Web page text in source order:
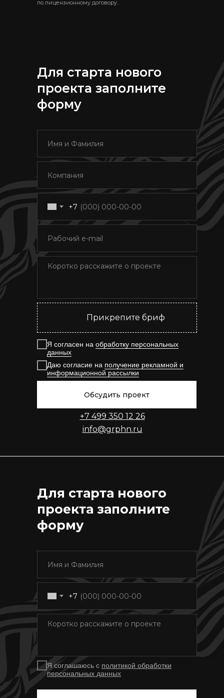
по лицензионному договору.
info@grphn.ru
+7 499 350 12 26
+7
Прикрепите бриф
Я согласен на обработку персональных
данных
Даю согласие на получение рекламной и
информационной рассылки
Обсудить проект
Для старта нового
проекта заполните
форму
+7
Я соглашаюсь с политикой обработки
персональных данных
Для старта нового
проекта заполните
форму